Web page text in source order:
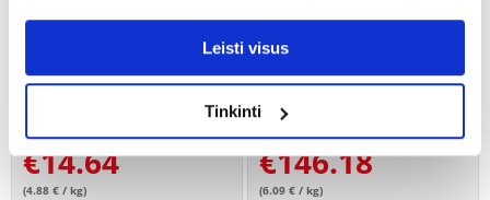
Leisti visus
Tinkinti
BRIT Care Sustainable Adult
Medium Breed su vištiena ir
vabzdžiais 3 kg
€14.64
(4.88 € / kg)
ROYAL CANIN Beagle Adult
24 kg (2 x 12 kg) sausas
maistas suaugusiems biglių
šunims
€146.18
(6.09 € / kg)